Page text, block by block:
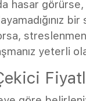
hasar
yeterli